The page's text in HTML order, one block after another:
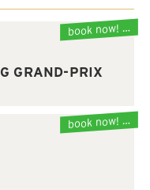
book now! …
GRAND-PRIX
book now! …